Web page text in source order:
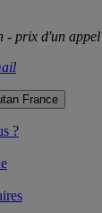
- prix d'un
France
?